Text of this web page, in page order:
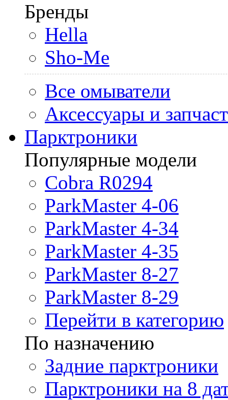
Бренды
Hella
Sho-Me
Все омыватели
Аксессуары и
Парктроники
Популярные модели
Cobra R0294
ParkMaster 4-06
ParkMaster 4-34
ParkMaster 4-35
ParkMaster 8-27
ParkMaster 8-29
Перейти в категорию
По назначению
Задние парктроники
Парктроники на 8